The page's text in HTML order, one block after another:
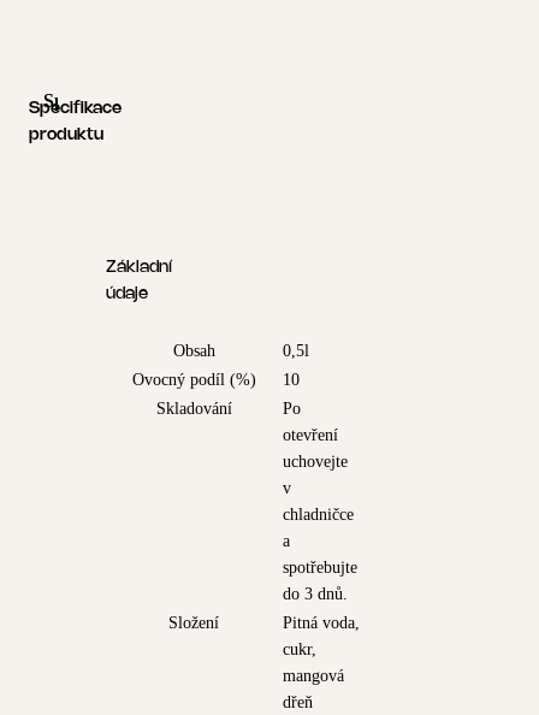
Specifikace produktu
Specifikace
produktu
Základní
údaje
Obsah
0,5l
Ovocný podíl (%)
10
Skladování
Po
otevření
uchovejte
v
chladničce
a
spotřebujte
do 3 dnů.
Složení
Pitná voda,
cukr,
mangová
dřeň